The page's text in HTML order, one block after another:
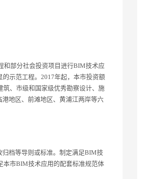
部分社会投资项目进行BIM技术应
示范工程。2017年起，本市投资额
筑、市级和国家级优秀勘察设计、施
地区、前滩地区、黄浦江两岸等六
档等导则或标准。制定满足BIM技
本市BIM技术应用的配套标准规范体